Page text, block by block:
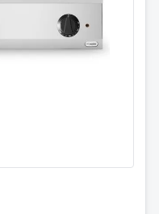
stekeplate
100×65 cm